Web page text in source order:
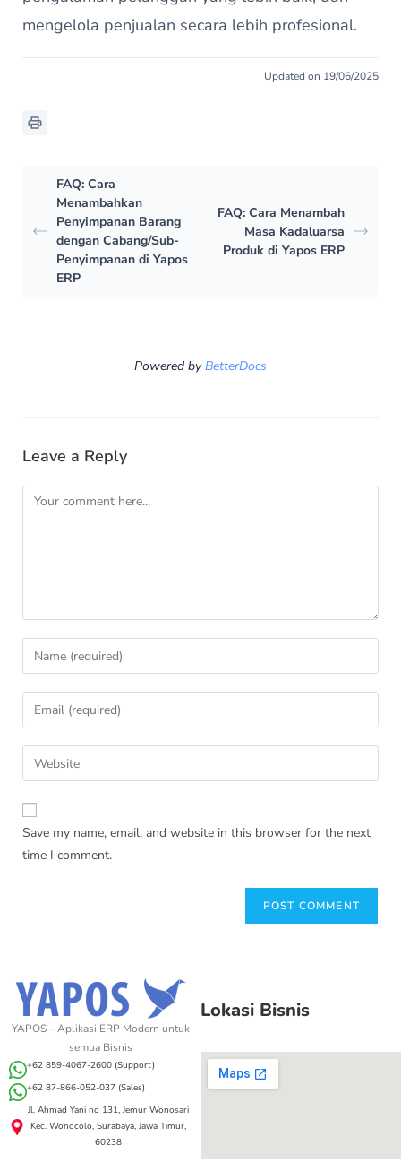
mengelola penjualan secara lebih profesional.
Updated on 19/06/2025
FAQ: Cara
Menambahkan
Penyimpanan Barang
dengan Cabang/Sub-
Penyimpanan di Yapos
ERP
FAQ: Cara Menambah
Masa Kadaluarsa
Produk di Yapos ERP
Powered byBetterDocs
Leave a Reply
Save my name, email, and website in this browser for the next
time I comment.
YAPOS – Aplikasi ERP Modern untuk
semua Bisnis
+62 859-4067-2600 (Support)
+62 87-866-052-037 (Sales)
Jl. Ahmad Yani no 131, Jemur Wonosari
Kec. Wonocolo, Surabaya, Jawa Timur,
60238
Lokasi Bisnis